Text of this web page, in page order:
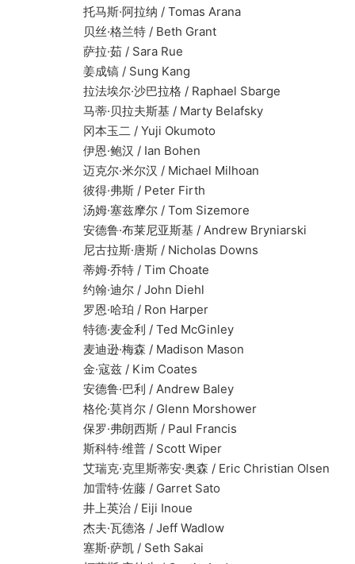
托马斯·阿拉纳 / Tomas Arana
贝丝·格兰特 / Beth Grant
萨拉·茹 / Sara Rue
姜成镐 / Sung Kang
拉法埃尔·沙巴拉格 / Raphael Sbarge
马蒂·贝拉夫斯基 / Marty Belafsky
冈本玉二 / Yuji Okumoto
伊恩·鲍汉 / Ian Bohen
迈克尔·米尔汉 / Michael Milhoan
彼得·弗斯 / Peter Firth
汤姆·塞兹摩尔 / Tom Sizemore
安德鲁·布莱尼亚斯基 / Andrew Bryniarski
尼古拉斯·唐斯 / Nicholas Downs
蒂姆·乔特 / Tim Choate
约翰·迪尔 / John Diehl
罗恩·哈珀 / Ron Harper
特德·麦金利 / Ted McGinley
麦迪逊·梅森 / Madison Mason
金·寇兹 / Kim Coates
安德鲁·巴利 / Andrew Baley
格伦·莫肖尔 / Glenn Morshower
保罗·弗朗西斯 / Paul Francis
斯科特·维普 / Scott Wiper
艾瑞克·克里斯蒂安·奥森 / Eric Christian Olsen
加雷特·佐藤 / Garret Sato
井上英治 / Eiji Inoue
杰夫·瓦德洛 / Jeff Wadlow
塞斯·萨凯 / Seth Sakai